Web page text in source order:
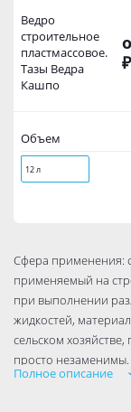
Ведро
строительное
пластмассовое.
Тазы Ведра
Кашпо
₽
Объем
12 л
Сфера применения:
применяемый на
при выполнении
жидкостей,
сельском
просто незаменимы.
Свойства: ведро из
Полное описание